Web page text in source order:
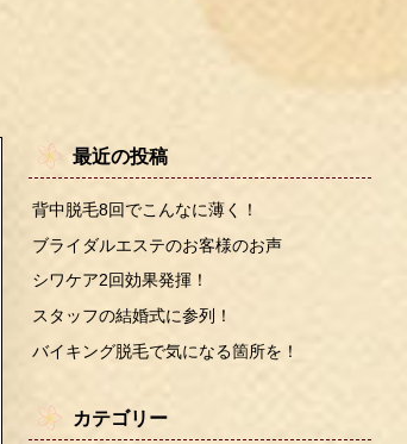
最近の投稿
背中脱毛8回でこんなに薄く！
ブライダルエステのお客様のお声
シワケア2回効果発揮！
スタッフの結婚式に参列！
バイキング脱毛で気になる箇所を！
カテゴリー